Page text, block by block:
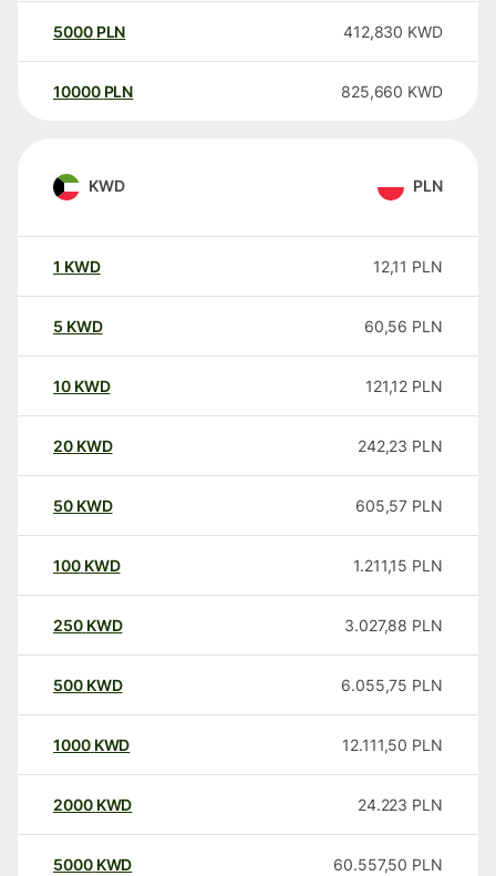
5000 PLN 412,830 KWD
10000 PLN 825,660 KWD
KWD PLN
1 KWD 12,11 PLN
5 KWD 60,56 PLN
10 KWD 121,12 PLN
20 KWD 242,23 PLN
50 KWD 605,57 PLN
100 KWD 1.211,15 PLN
250 KWD 3.027,88 PLN
500 KWD 6.055,75 PLN
1000 KWD 12.111,50 PLN
2000 KWD 24.223 PLN
5000 KWD 60.557,50 PLN